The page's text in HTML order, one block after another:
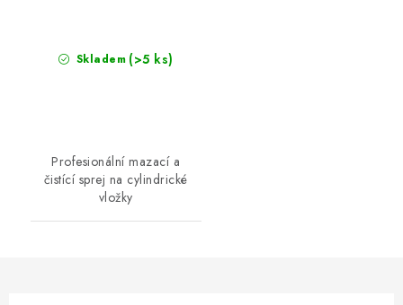
Skladem (>5 ks)
Profesionální mazací a
čistící sprej na cylindrické
vložky